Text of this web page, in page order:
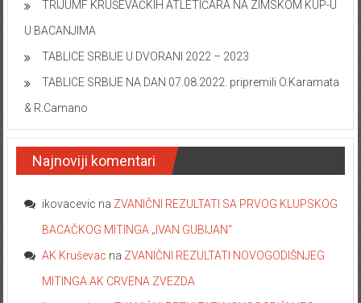
TRIJUMF KRUŠEVAČKIH ATLETIČARA NA ZIMSKOM KUP-U
U BACANJIMA
TABLICE SRBIJE U DVORANI 2022 – 2023
TABLICE SRBIJE NA DAN 07.08.2022. pripremili O.Karamata
& R.Camano
Najnoviji komentari
ikovacevic na ZVANIČNI REZULTATI SA PRVOG KLUPSKOG
BACAČKOG MITINGA „IVAN GUBIJAN“
AK Kruševac na ZVANIČNI REZULTATI NOVOGODIŠNJEG
MITINGA AK CRVENA ZVEZDA